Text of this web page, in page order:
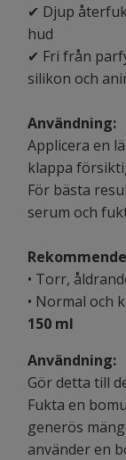
✔ Djup
hud
✔ Fri från
silikon och
Användning:
Applicera en
klappa
För bästa
serum och
• Torr,
• Normal och
150 ml
Användning:
Gör detta till
Fukta en
generös
använder en